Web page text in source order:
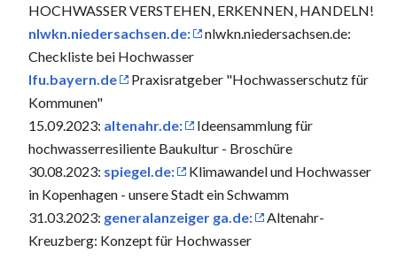
HOCHWASSER VERSTEHEN, ERKENNEN, HANDELN!
nlwkn.niedersachsen.de:
nlwkn.niedersachsen.de:
Checkliste bei Hochwasser
lfu.bayern.de
Praxisratgeber "Hochwasserschutz für
Kommunen"
15.09.2023: altenahr.de:
Ideensammlung für
hochwasserresiliente Baukultur - Broschüre
30.08.2023: spiegel.de:
Klimawandel und Hochwasser
in Kopenhagen - unsere Stadt ein Schwamm
31.03.2023: generalanzeiger ga.de:
Altenahr-
Kreuzberg: Konzept für Hochwasser